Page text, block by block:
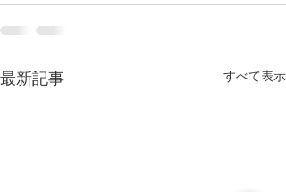
最新記事 すべて表示